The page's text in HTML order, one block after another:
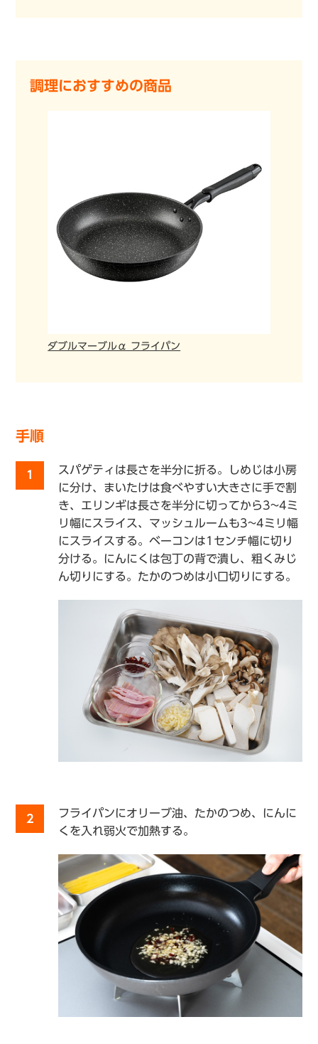
調理におすすめの商品
ダブルマーブルα フライパン
手順
1
スパゲティは長さを半分に折る。しめじは小房
に分け、まいたけは食べやすい大きさに手で割
き、エリンギは長さを半分に切ってから3~4ミ
リ幅にスライス、マッシュルームも3~4ミリ幅
にスライスする。ベーコンは1センチ幅に切り
分ける。にんにくは包丁の背で潰し、粗くみじ
ん切りにする。たかのつめは小口切りにする。
2
フライパンにオリーブ油、たかのつめ、にんに
くを入れ弱火で加熱する。